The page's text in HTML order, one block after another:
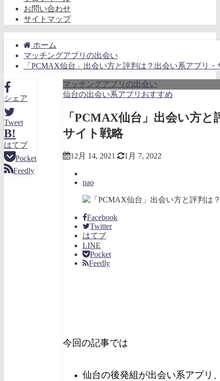
お問い合わせ
サイトマップ
ホーム
マッチングアプリの出会い
「PCMAX仙台」出会い方と評判は？出会い系アプリ・
シェア
Tweet
B!
はてブ
Pocket
Feedly
マッチングアプリの出会い
仙台の出会い系アプリおすすめ
「PCMAX仙台」出会い方
サイト戦略
12月 14, 2021 1月 7, 2022
nao
Facebook
Twitter
はてブ
LINE
Pocket
Feedly
今回の記事では
仙台の後発組が出会い系アプリ